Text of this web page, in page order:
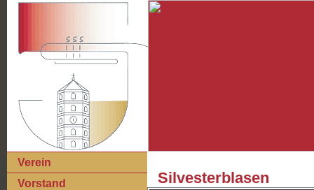
Verein
Vorstand
Silvesterblasen